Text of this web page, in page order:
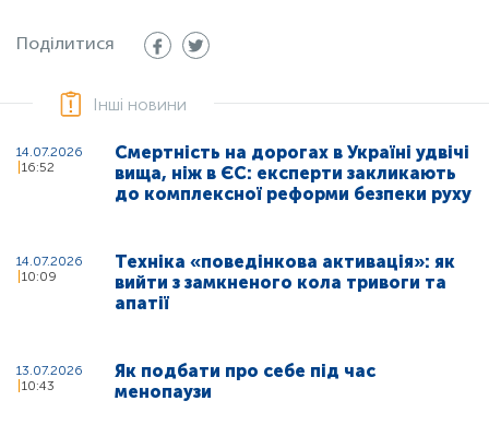
Поділитися
Інші новини
14.07.2026
16:52
Смертність на дорогах в Україні удвічі
вища, ніж в ЄС: експерти закликають
до комплексної реформи безпеки руху
14.07.2026
10:09
Техніка «поведінкова активація»: як
вийти з замкненого кола тривоги та
апатії
13.07.2026
10:43
Як подбати про себе під час
менопаузи